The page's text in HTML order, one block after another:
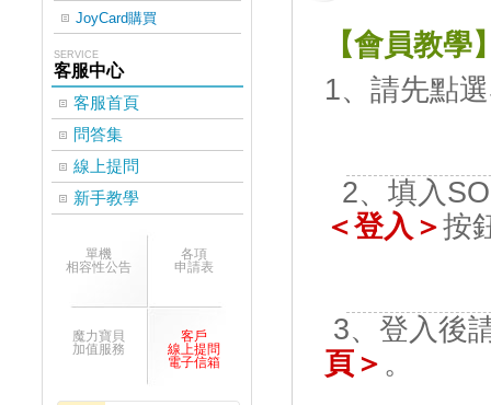
JoyCard購買
SERVICE
客服中心
客服首頁
問答集
線上提問
新手教學
單機
相容性公告
各項
申請表
魔力寶貝
加值服務
客戶
線上提問
電子信箱
【會員教
1、請先點
2、填入
＜登入＞按
3、登入後
頁＞ 。